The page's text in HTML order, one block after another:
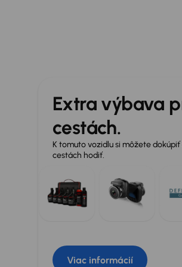
Extra výbava
cestách.
K tomuto vozidlu si môžete
cestách hodiť.
Viac informácií